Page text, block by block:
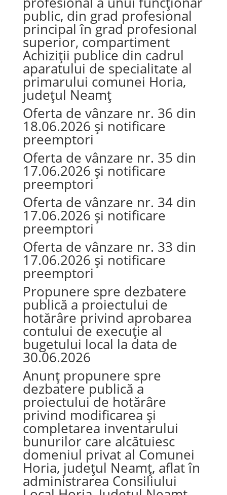
public, din grad profesional
principal în grad profesional
superior, compartiment
Achiziții publice din cadrul
aparatului de specialitate al
primarului comunei Horia,
județul Neamț
Oferta de vânzare nr. 36 din
18.06.2026 și notificare
preemptori
Oferta de vânzare nr. 35 din
17.06.2026 și notificare
preemptori
Oferta de vânzare nr. 34 din
17.06.2026 și notificare
preemptori
Oferta de vânzare nr. 33 din
17.06.2026 și notificare
preemptori
Propunere spre dezbatere
publică a proiectului de
hotărâre privind aprobarea
contului de execuție al
bugetului local la data de
30.06.2026
Anunț propunere spre
dezbatere publică a
proiectului de hotărâre
privind modificarea și
completarea inventarului
bunurilor care alcătuiesc
domeniul privat al Comunei
Horia, județul Neamț, aflat în
administrarea Consiliului